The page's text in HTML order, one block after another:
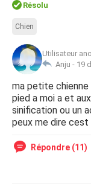
Résolu
Chien
Utilisateur
Anju - 19
ma petite chienne
pied a moi a et
sinification ou un
peux me dire cest
Répondre (11)